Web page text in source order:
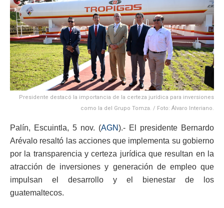
Presidente destacó la importancia de la certeza jurídica para inversiones
como la del Grupo Tomza. / Foto: Álvaro Interiano.
Palín, Escuintla, 5 nov. (AGN).- El presidente Bernardo
Arévalo resaltó las acciones que implementa su gobierno
por la transparencia y certeza jurídica que resultan en la
atracción de inversiones y generación de empleo que
impulsan el desarrollo y el bienestar de los
guatemaltecos.